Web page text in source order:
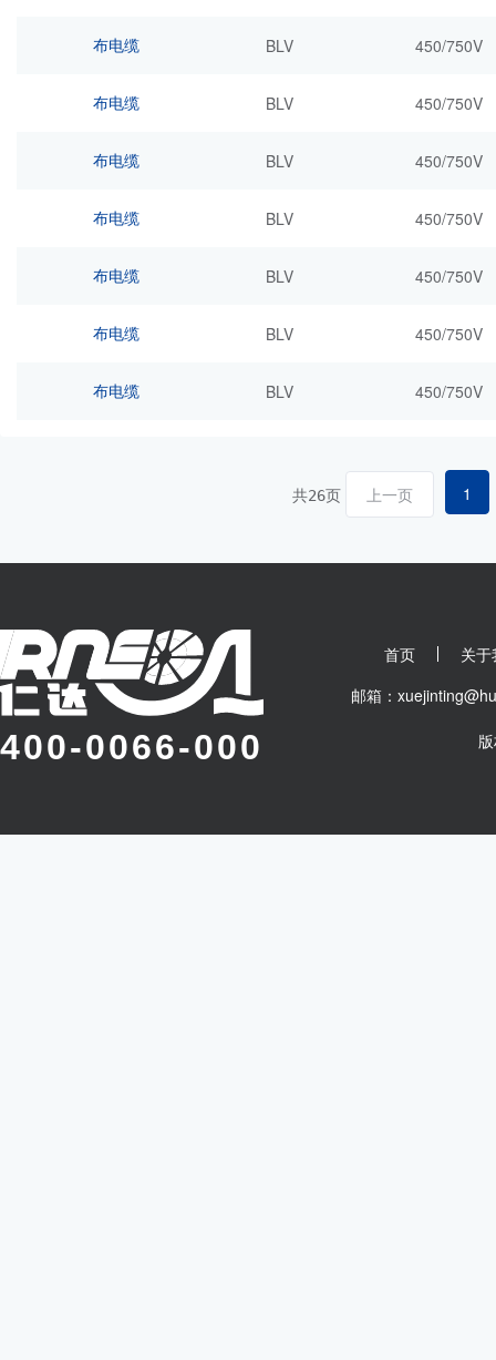
布电缆 BLV 450/750V
布电缆 BLV 450/750V
布电缆 BLV 450/750V
布电缆 BLV 450/750V
布电缆 BLV 450/750V
布电缆 BLV 450/750V
布电缆 BLV 450/750V
共26页 上一页 1
400-0066-000
首页
关
邮箱：